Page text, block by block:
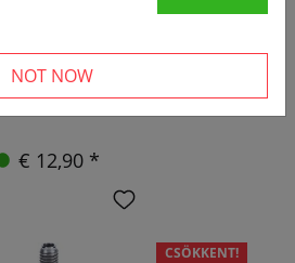
kábel 13 cm a DJI O4
€ 12,90 *
CSÖKKENT!
NOT NOW